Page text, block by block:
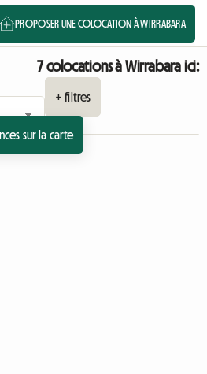
PROPOSER UNE COLOCATION À WIRRABARA
7 colocations à Wirrabara ici:
+ filtres
sur la carte